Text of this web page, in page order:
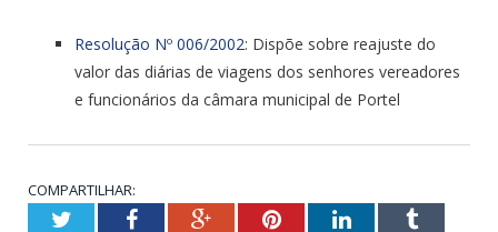
Resolução Nº 006/2002: Dispõe sobre reajuste do
valor das diárias de viagens dos senhores vereadores
e funcionários da câmara municipal de Portel
COMPARTILHAR:
TwitterFacebookGoogle+PinterestLinkedInTumblr